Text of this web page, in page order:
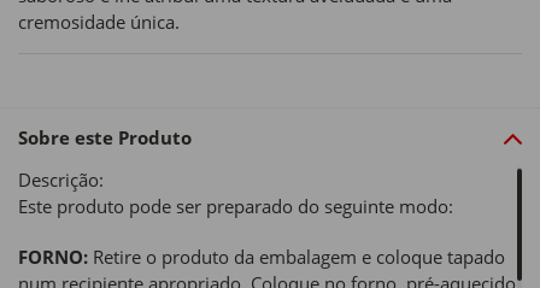
cremosidade única.
Sobre este Produto
Descrição:
Este produto pode ser preparado do seguinte modo:
FORNO: Retire o produto da embalagem e coloque tapado